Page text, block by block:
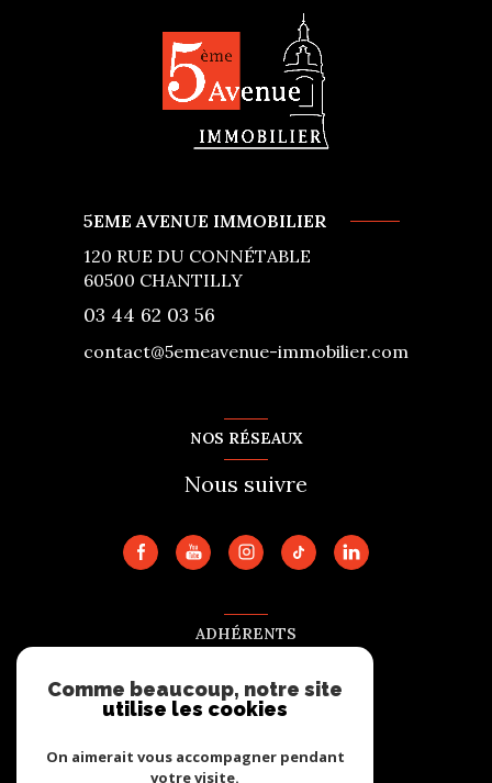
5EME AVENUE IMMOBILIER
120 RUE DU CONNÉTABLE
60500 CHANTILLY
03 44 62 03 56
contact@5emeavenue-immobilier.com
NOS RÉSEAUX
Nous suivre
ADHÉRENTS
Nous adhérons
Comme beaucoup, notre site
utilise les cookies
On aimerait vous accompagner pendant
votre visite.